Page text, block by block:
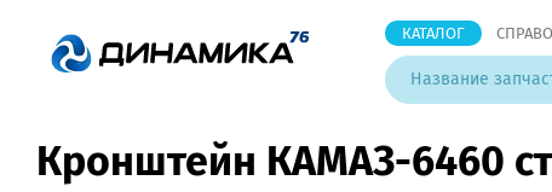
КАТАЛОГ
Кронштейн КАМАЗ-6460